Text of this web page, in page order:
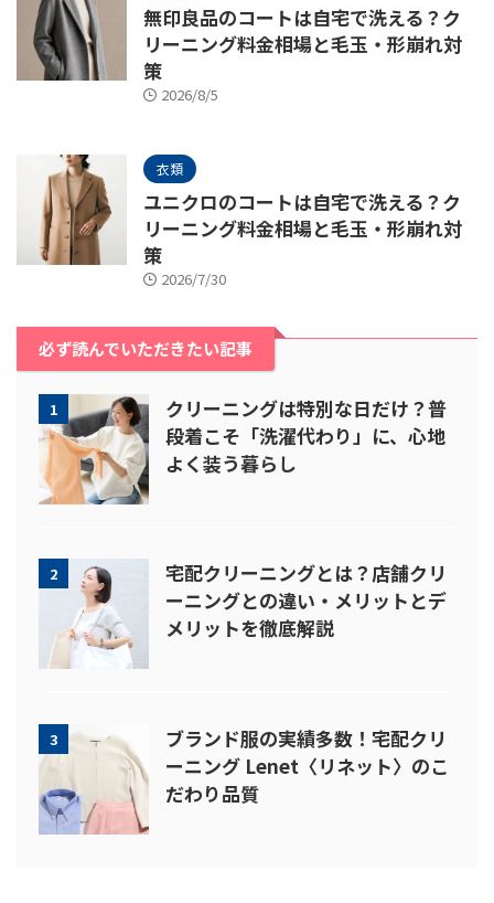
無印良品のコートは自宅で洗える？ク
リーニング料金相場と毛玉・形崩れ対
策
2026/8/5
衣類
ユニクロのコートは自宅で洗える？ク
リーニング料金相場と毛玉・形崩れ対
策
2026/7/30
必ず読んでいただきたい記事
1
クリーニングは特別な日だけ？普
段着こそ「洗濯代わり」に、心地
よく装う暮らし
2
宅配クリーニングとは？店舗クリ
ーニングとの違い・メリットとデ
メリットを徹底解説
3
ブランド服の実績多数！宅配クリ
ーニング Lenet〈リネット〉のこ
だわり品質